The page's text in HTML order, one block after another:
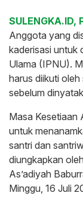
SULENGKA.ID,
Anggota yang
kaderisasi untuk
Ulama (IPNU).
harus diikuti
sebelum
Masa Kesetiaan
untuk
santri dan
diungkapkan
As’adiyah
Minggu, 16 Juli